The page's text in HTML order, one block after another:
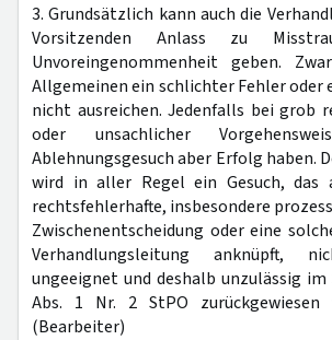
3. Grundsätzlich kann auch die
Vorsitzenden Anlass zu
Unvoreingenommenheit geben.
Allgemeinen ein schlichter Fehler
nicht ausreichen. Jedenfalls bei grob
oder unsachlicher
Ablehnungsgesuch aber Erfolg haben.
wird in aller Regel ein Gesuch, das
rechtsfehlerhafte, insbesondere
Zwischenentscheidung oder eine
Verhandlungsleitung anknüpft,
ungeeignet und deshalb unzulässig im
Abs. 1 Nr. 2 StPO zurückgewiesen
(Bearbeiter)